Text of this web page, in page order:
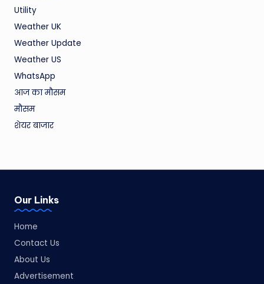
Utility
Weather UK
Weather Update
Weather US
WhatsApp
आज का मौसम
मौसम
शेयर बाजार
Our Links
Home
Contact Us
About Us
Advertisement